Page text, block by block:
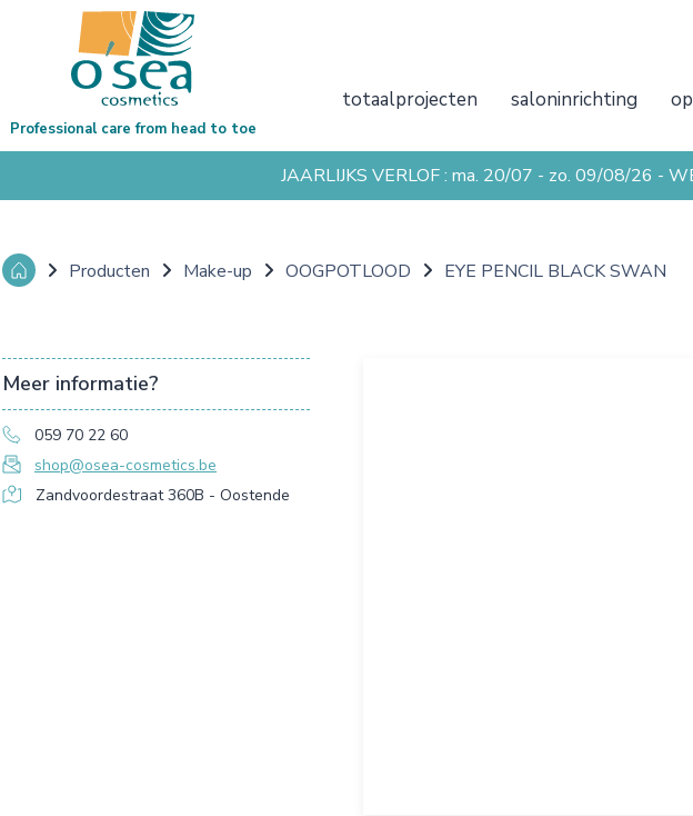
totaalprojecten saloninrichting
Professional care from head to toe
JAARLIJKS VERLOF : ma. 20/07 - zo. 09/08/26 -
Producten Make-up OOGPOTLOOD EYE PENCIL BLACK SWAN
Meer informatie?
059 70 22 60
shop@osea-cosmetics.be
Zandvoordestraat 360B - Oostende